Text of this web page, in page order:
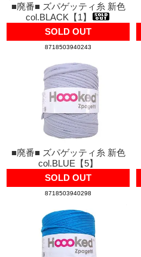
■廃番■ ズパゲッティ糸 新色
col.BLACK【1】
SOLD OUT
8718503940243
■廃番■ ズパゲッティ糸 新色
col.BLUE【5】
SOLD OUT
8718503940298